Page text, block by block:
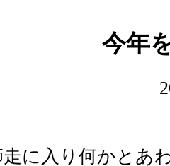
今年
走に入り何かとあ